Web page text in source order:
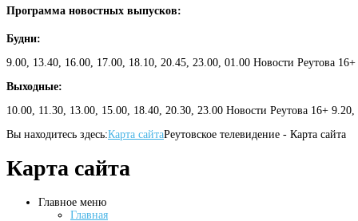
Программа новостных выпусков:
Будни:
9.00, 13.40, 16.00, 17.00, 18.10, 20.45, 23.00, 01.00 Новости Реутова
Выходные:
10.00, 11.30, 13.00, 15.00, 18.40, 20.30, 23.00 Новости Реутова 16+
Вы находитесь здесь:Карта сайтаРеутовское телевидение - Карта сайта
Карта сайта
Главное меню
Главная